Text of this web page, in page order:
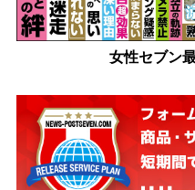
女性セブン